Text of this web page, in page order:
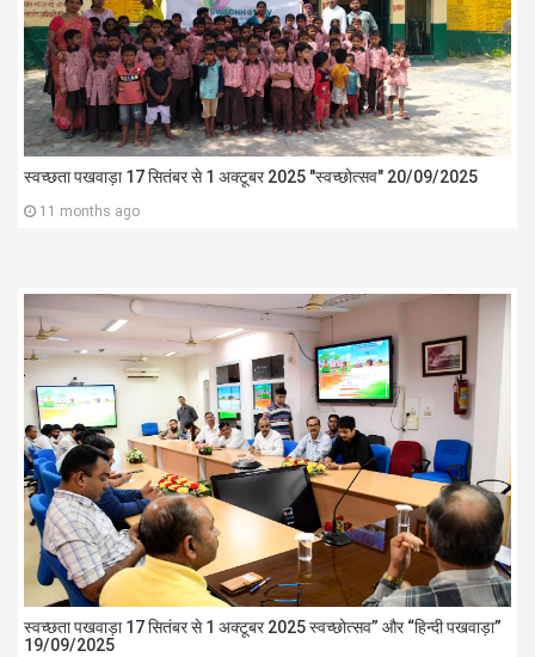
स्वच्छता पखवाड़ा 17 सितंबर से 1 अक्टूबर 2025 "स्वच्छोत्सव" 20/09/2025
11 months ago
स्वच्छता पखवाड़ा 17 सितंबर से 1 अक्टूबर 2025 स्वच्छोत्सव” और “हिन्दी पखवाड़ा”
19/09/2025